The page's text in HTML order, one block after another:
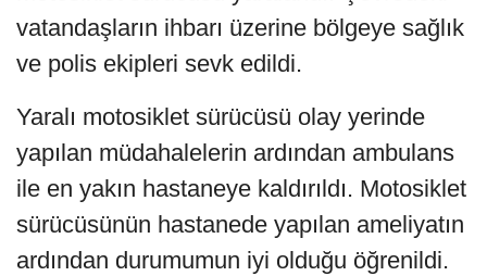
vatandaşların ihbarı üzerine bölgeye sağlık
ve polis ekipleri sevk edildi.
Yaralı motosiklet sürücüsü olay yerinde
yapılan müdahalelerin ardından ambulans
ile en yakın hastaneye kaldırıldı. Motosiklet
sürücüsünün hastanede yapılan ameliyatın
ardından durumumun iyi olduğu öğrenildi.